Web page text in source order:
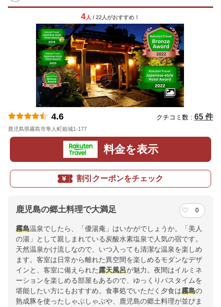
4人 / 22人がおすすめ！
4.6 クチコミ数 : 65 件
鹿児島県霧島市隼人町姫城1-177
料金を表示
割引クーポンをチェック
鹿児島の郷土料理で大満足 0
霧島温泉でしたら、「優湯庵」はいかがでしょうか。「美人
の湯」として親しまれている炭酸水素塩泉で人気の宿です。
天然温泉かけ流しなので、いつ入っても清潔な温泉を楽しめ
ます。客室は日常から離れた異空間を楽しめるモダンなデザ
インと、客室に備えられた露天風呂が魅力。夜間はイルミネ
ーションを楽しめる部屋もあるので、ゆっくりバスタイムを
堪能したい方にもおすすめ。食事処でいただく夕食は霧島の
熟成豚を使ったしゃぶしゃぶや、鹿児島の郷土料理が並びま